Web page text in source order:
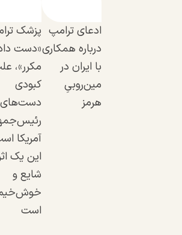
ادعای ترامپ
درباره همکاری
با ایران در
مین‌روبیِ
هرمز
پزشک
«دست
مکرر»،
کبودی
دست‌های
آمریکا
این یک
شایع و
است